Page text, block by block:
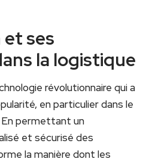
ses
la logistique
révolutionnaire qui a
en particulier dans le
En permettant un
et sécurisé‌ des
la manière dont les